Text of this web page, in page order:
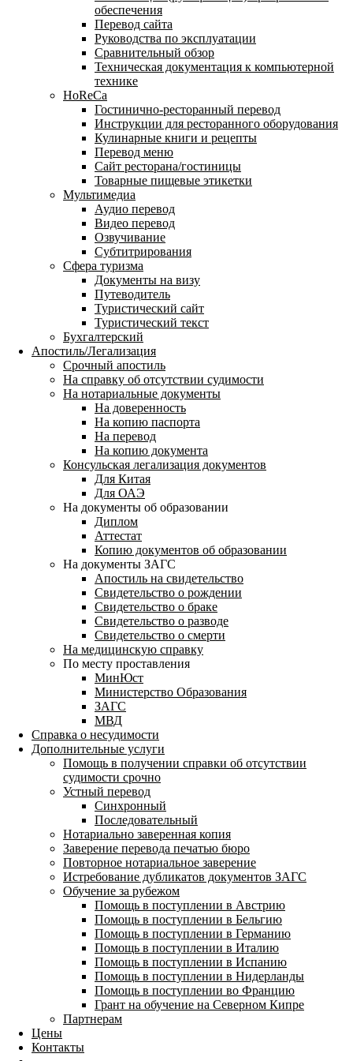
обеспечения
Перевод сайта
Руководства по эксплуатации
Сравнительный обзор
Техническая документация к компьютерной
технике
HoReCa
Гостинично-ресторанный перевод
Инструкции для ресторанного оборудования
Кулинарные книги и рецепты
Перевод меню
Сайт ресторана/гостиницы
Товарные пищевые этикетки
Мультимедиа
Аудио перевод
Видео перевод
Озвучивание
Субтитрирования
Сфера туризма
Документы на визу
Путеводитель
Туристический сайт
Туристический текст
Бухгалтерский
Апостиль/Легализация
Срочный апостиль
На справку об отсутствии судимости
На нотариальные документы
На доверенность
На копию паспорта
На перевод
На копию документа
Консульская легализация документов
Для Китая
Для ОАЭ
На документы об образовании
Диплом
Аттестат
Копию документов об образовании
На документы ЗАГС
Апостиль на свидетельство
Свидетельство о рождении
Свидетельство о браке
Свидетельство о разводе
Свидетельство о смерти
На медицинскую справку
По месту проставления
МинЮст
Министерство Образования
ЗАГС
МВД
Справка о несудимости
Дополнительные услуги
Помощь в получении справки об отсутствии
судимости срочно
Устный перевод
Синхронный
Последовательный
Нотариально заверенная копия
Заверение перевода печатью бюро
Повторное нотариальное заверение
Истребование дубликатов документов ЗАГС
Обучение за рубежом
Помощь в поступлении в Австрию
Помощь в поступлении в Бельгию
Помощь в поступлении в Германию
Помощь в поступлении в Италию
Помощь в поступлении в Испанию
Помощь в поступлении в Нидерланды
Помощь в поступлении во Францию
Грант на обучение на Северном Кипре
Партнерам
Цены
Контакты